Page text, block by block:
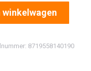
winkelwagen
8719558140190